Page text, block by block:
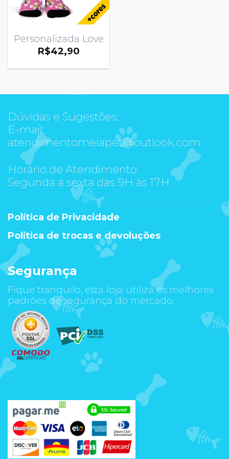
Personalizada Love
R$42,90
Dúvidas e Sugestões:
E-mail:
atendimentomeiapet@outlook.com
Horário de Atendimento:
Segunda a sexta das 9H às 17H
Política de Privacidade
Política de trocas e devoluções
Segurança
Fique tranquilo, esta loja utiliza os melhores
padrões de segurança do mercado.